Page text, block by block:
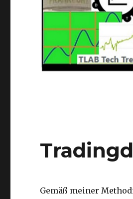
Gemäß meiner